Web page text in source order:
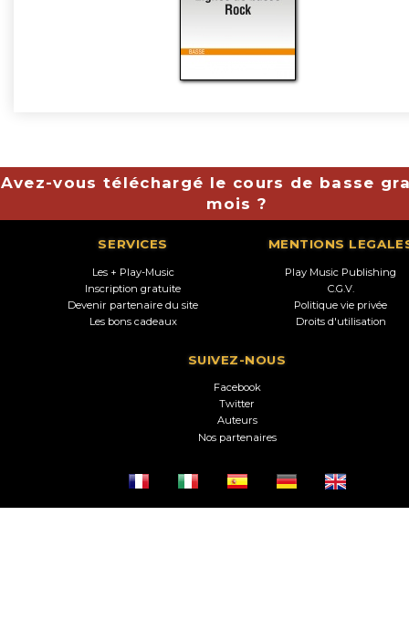
Avez-vous téléchargé le cours de basse
mois ?
SERVICES
Les + Play-Music
Inscription gratuite
Devenir partenaire du site
Les bons cadeaux
MENTIONS
Play Music Publishing
C.G.V.
Politique vie privée
Droits d'utilisation
SUIVEZ-NOUS
Facebook
Twitter
Auteurs
Nos partenaires